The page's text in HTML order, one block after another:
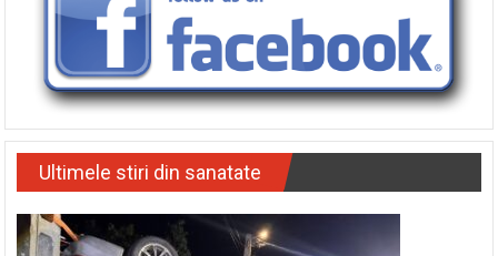
Ultimele stiri din sanatate